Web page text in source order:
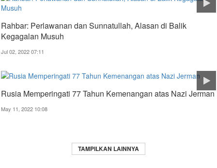
Rahbar: Perlawanan dan Sunnatullah, Alasan di Balik
Kegagalan Musuh
Jul 02, 2022 07:11
Rusia Memperingati 77 Tahun Kemenangan atas Nazi Jerman
May 11, 2022 10:08
TAMPILKAN LAINNYA